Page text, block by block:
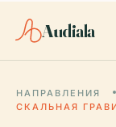
Audiala
НАПРАВЛЕНИЯ
СКАЛЬНАЯ